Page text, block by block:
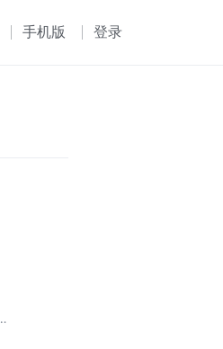
手机版 登录